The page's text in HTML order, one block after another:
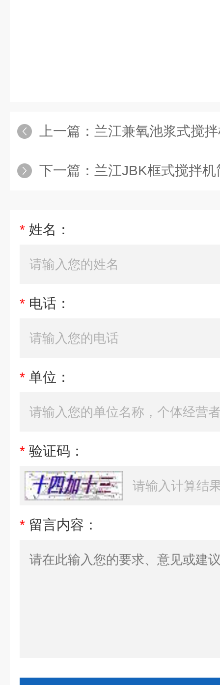
上一篇： 兰江兼氧池浆式搅
下一篇： 兰江JBK框式搅拌机
* 姓名：
* 电话：
* 单位：
* 验证码：
* 留言内容：